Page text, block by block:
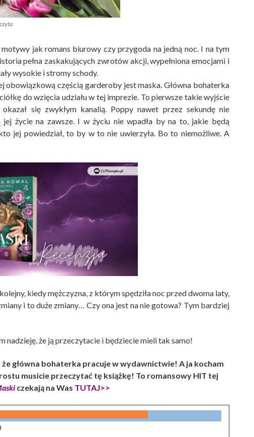
jak romans biurowy czy przygoda na jedną noc. I na tym
pełna zaskakujących zwrotów akcji, wypełniona emocjami i
wysokie i stromy schody.
obowiązkową częścią garderoby jest maska. Główna bohaterka
do wzięcia udziału w tej imprezie. To pierwsze takie wyjście
się zwykłym kanalią. Poppy nawet przez sekundę nie
jej życie na zawsze. I w życiu nie wpadła by na to, jakie będą
jej powiedział, to by w to nie uwierzyła. Bo to niemożliwe. A
kiedy mężczyzna, z którym spędziła noc przed dwoma laty,
i to duże zmiany… Czy ona jest na nie gotowa? Tym bardziej
nadzieję, że ją przeczytacie i będziecie mieli tak samo!
główna bohaterka pracuje w wydawnictwie! A ja kocham
musicie przeczytać tę książkę! To romansowy HIT tej
czekają na Was TUTAJ>>